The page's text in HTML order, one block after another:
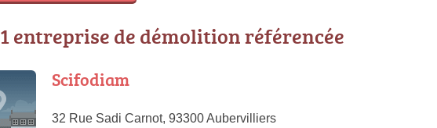
1 entreprise de démolition référencée
Scifodiam
32 Rue Sadi Carnot, 93300 Aubervilliers